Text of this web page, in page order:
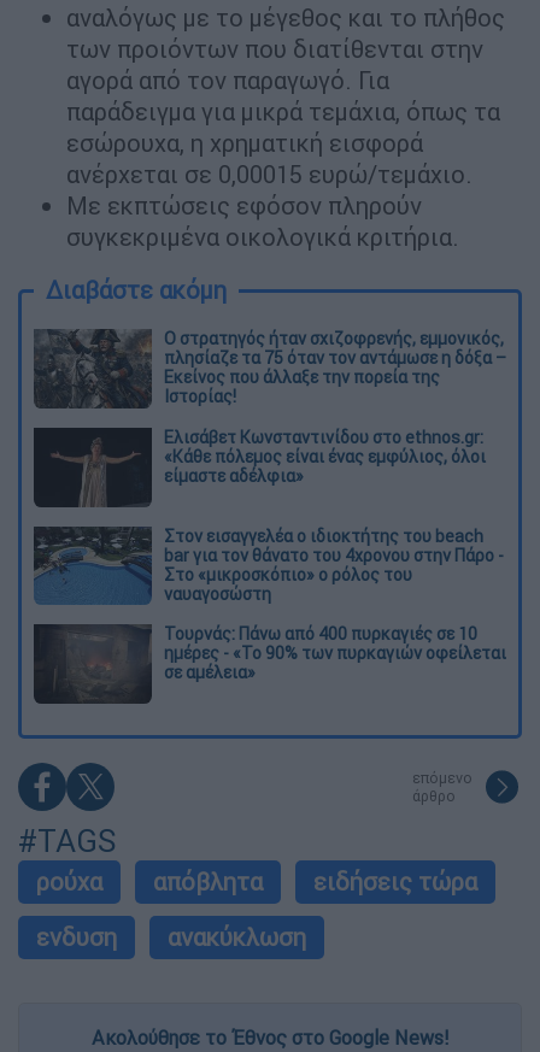
αναλόγως με το μέγεθος και το πλήθος
των προιόντων που διατίθενται στην
αγορά από τον παραγωγό. Για
παράδειγμα για μικρά τεμάχια, όπως τα
εσώρουχα, η χρηματική εισφορά
ανέρχεται σε 0,00015 ευρώ/τεμάχιο.
Με εκπτώσεις εφόσον πληρούν
συγκεκριμένα οικολογικά κριτήρια.
Διαβάστε ακόμη
O στρατηγός ήταν σχιζοφρενής, εμμονικός,
πλησίαζε τα 75 όταν τον αντάμωσε η δόξα –
Εκείνος που άλλαξε την πορεία της
Ιστορίας!
Ελισάβετ Κωνσταντινίδου στο ethnos.gr:
«Κάθε πόλεμος είναι ένας εμφύλιος, όλοι
είμαστε αδέλφια»
Στον εισαγγελέα ο ιδιοκτήτης του beach
bar για τον θάνατο του 4χρονου στην Πάρο -
Στο «μικροσκόπιο» ο ρόλος του
ναυαγοσώστη
Τουρνάς: Πάνω από 400 πυρκαγιές σε 10
ημέρες - «Το 90% των πυρκαγιών οφείλεται
σε αμέλεια»
επόμενο
άρθρο
#TAGS
ρούχα απόβλητα
ειδήσεις τώρα
ενδυση
ανακύκλωση
Ακολούθησε το Έθνος στο Google News!